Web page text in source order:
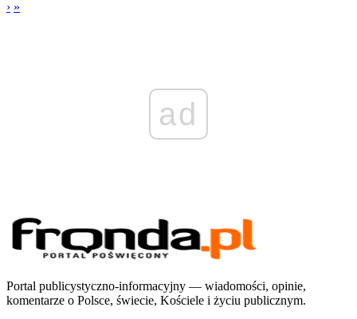
› »
ad
Portal publicystyczno-informacyjny — wiadomości, opinie,
komentarze o Polsce, świecie, Kościele i życiu publicznym.